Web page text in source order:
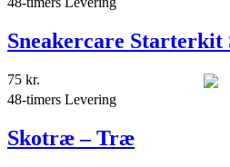
Sneakercare Starterkit
75 kr.
48-timers Levering
Skotræ – Træ